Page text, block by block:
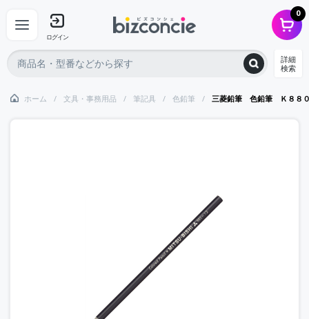
ログイン
0
詳細
検索
ホーム 文具・事務用品 筆記具 色鉛筆 三菱鉛筆 色鉛筆 Ｋ８８